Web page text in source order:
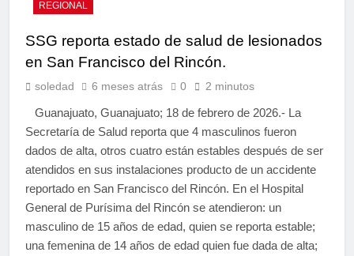
REGIONAL
SSG reporta estado de salud de lesionados
en San Francisco del Rincón.
soledad 6 meses atrás 0 2 minutos
Guanajuato, Guanajuato; 18 de febrero de 2026.- La
Secretaría de Salud reporta que 4 masculinos fueron
dados de alta, otros cuatro están estables después de ser
atendidos en sus instalaciones producto de un accidente
reportado en San Francisco del Rincón. En el Hospital
General de Purísima del Rincón se atendieron: un
masculino de 15 años de edad, quien se reporta estable;
una femenina de 14 años de edad quien fue dada de alta;